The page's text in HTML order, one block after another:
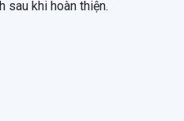
sau khi hoàn thiện.